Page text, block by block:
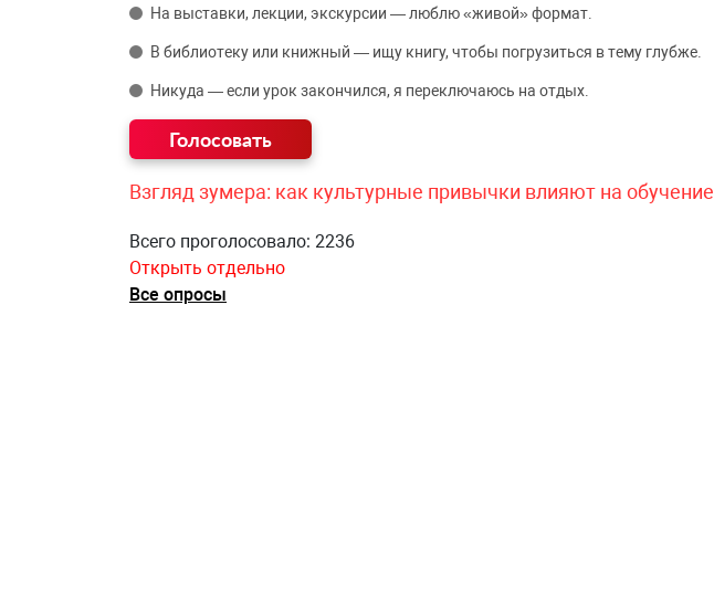
На выставки, лекции, экскурсии — люблю «живой» формат.
В библиотеку или книжный — ищу книгу, чтобы погрузиться в тему глубже.
Никуда — если урок закончился, я переключаюсь на отдых.
Взгляд зумера: как культурные привычки влияют на обучение
Всего проголосовало: 2236
Открыть отдельно
Все опросы